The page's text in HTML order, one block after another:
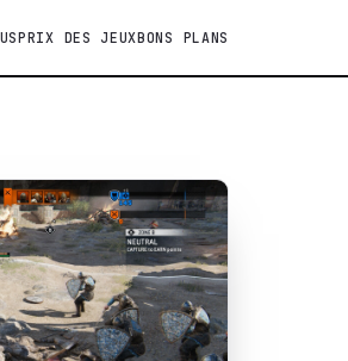
PRIX DES JEUXBONS PLANS